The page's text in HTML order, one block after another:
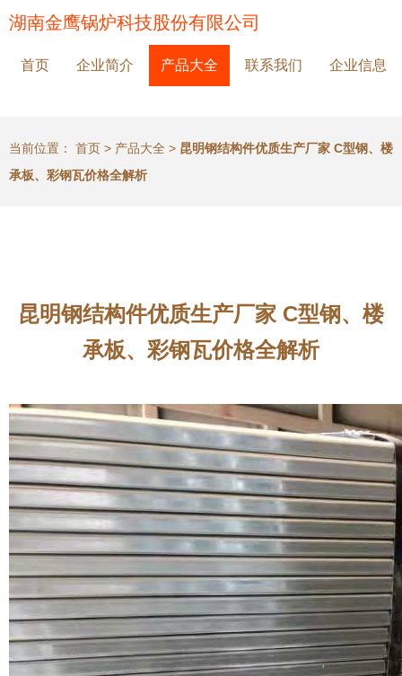
湖南金鹰锅炉科技股份有限公司
首页 企业简介 产品大全 联系我们 企业信息
当前位置： 首页 > 产品大全 > 昆明钢结构件优质生产厂家 C型钢、楼
承板、彩钢瓦价格全解析
昆明钢结构件优质生产厂家 C型钢、楼
承板、彩钢瓦价格全解析